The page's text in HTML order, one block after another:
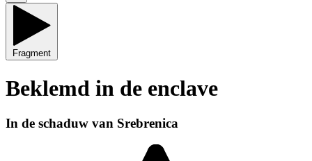
Fragment
Beklemd in de enclave
In de schaduw van Srebrenica